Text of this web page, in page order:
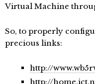
Virtual Machine
So, to properly
precious links:
http://
http://